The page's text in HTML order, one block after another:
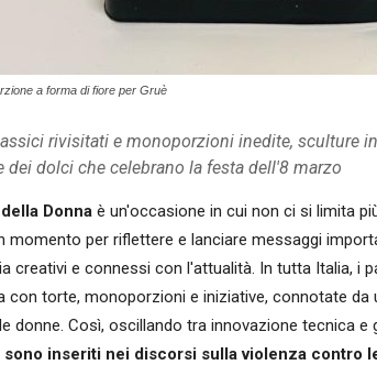
a forma di fiore per Gruè
rivisitati e monoporzioni inedite, sculture
dei dolci che celebrano la festa dell'8 marzo
Donna è un'occasione in cui non ci si limita
momento per riflettere e lanciare messaggi
creativi e connessi con l'attualità. In tutta Italia, i
con torte, monoporzioni e iniziative, connotate
donne. Così, oscillando tra innovazione tecnica
sono inseriti nei discorsi sulla violenza contro